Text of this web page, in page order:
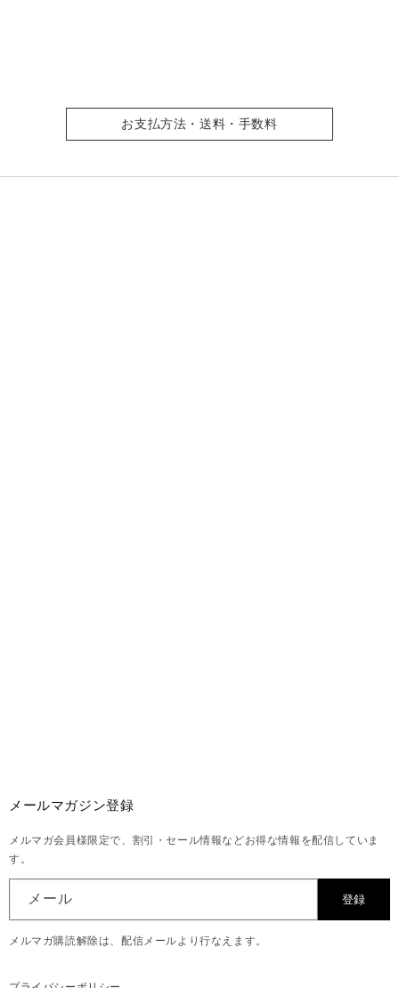
お支払方法・送料・手数料
メールマガジン登録
メルマガ会員様限定で、割引・セール情報などお得な情報を配信していま
す。
メール 登録
メルマガ購読解除は、配信メールより行なえます。